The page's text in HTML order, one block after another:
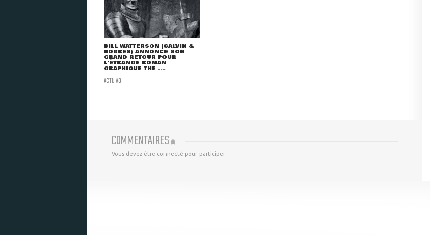
BILL WATTERSON (CALVIN &
HOBBES) ANNONCE SON
GRAND RETOUR POUR
L'ÉTRANGE ROMAN
GRAPHIQUE THE ...
ACTU VO
COMMENTAIRES (0)
Vous devez être connecté pour participer